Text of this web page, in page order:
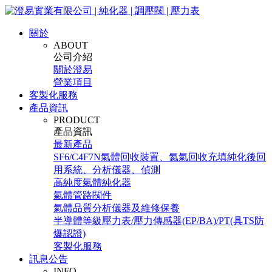
關於
ABOUT
公司介紹
關於澄易
營業項目
客製化服務
產品資訊
PRODUCT
產品資訊
最新產品
SF6/C4F7N氣體回收裝置、氦氣回收充填純化後回
用系統、分析儀器、偵測
高純度氣體純化器
氣體管路閥件
氣體品質分析儀器及維修保養
半導體等級壓力表/壓力傳感器(EP/BA)/PT(具TS防
爆認證)
客製化服務
訊息公告